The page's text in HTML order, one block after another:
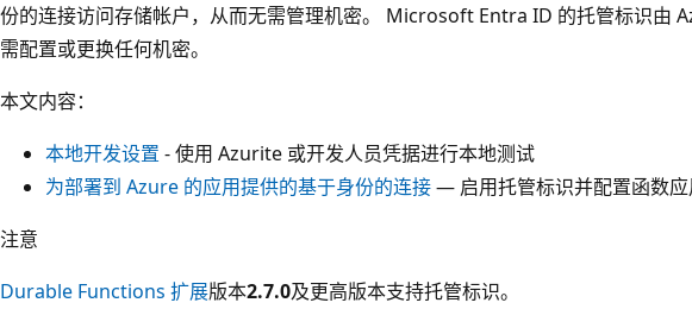
份的连接访问存储帐户，从而无需管理机密。 Microsoft Entra ID 的托管标识由
需配置或更换任何机密。
本文内容：
本地开发设置 - 使用 Azurite 或开发人员凭据进行本地测试
为部署到 Azure 的应用提供的基于身份的连接— 启用托管标识并配置函数应
注意
Durable Functions 扩展版本2.7.0及更高版本支持托管标识。